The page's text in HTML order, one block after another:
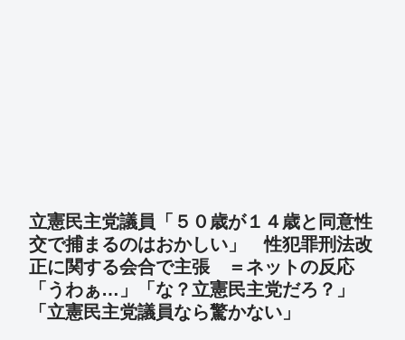
立憲民主党議員「５０歳が１４歳と同意性
交で捕まるのはおかしい」 性犯罪刑法改
正に関する会合で主張 ＝ネットの反応
「うわぁ…」「な？立憲民主党だろ？」
「立憲民主党議員なら驚かない」